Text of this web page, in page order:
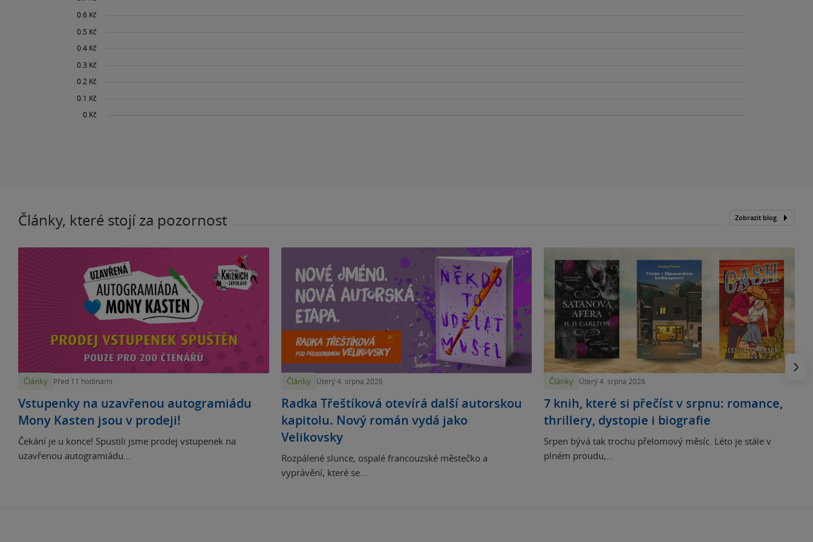
Články, které stojí za pozornost Zobrazit blog
Články Před 11 hodinami
Vstupenky na uzavřenou autogramiádu
Mony Kasten jsou v prodeji!
Čekání je u konce! Spustili jsme prodej vstupenek na
uzavřenou autogramiádu...
Články Úterý 4. srpna 2026
Radka Třeštíková otevírá další autorskou
kapitolu. Nový román vydá jako
Velikovsky
Rozpálené slunce, ospalé francouzské městečko a
vyprávění, které se...
Články Úterý 4. srpna 2026
7 knih, které si přečíst v srpnu: romance,
thrillery, dystopie i biografie
Srpen bývá tak trochu přelomový měsíc. Léto je stále v
plném proudu,...